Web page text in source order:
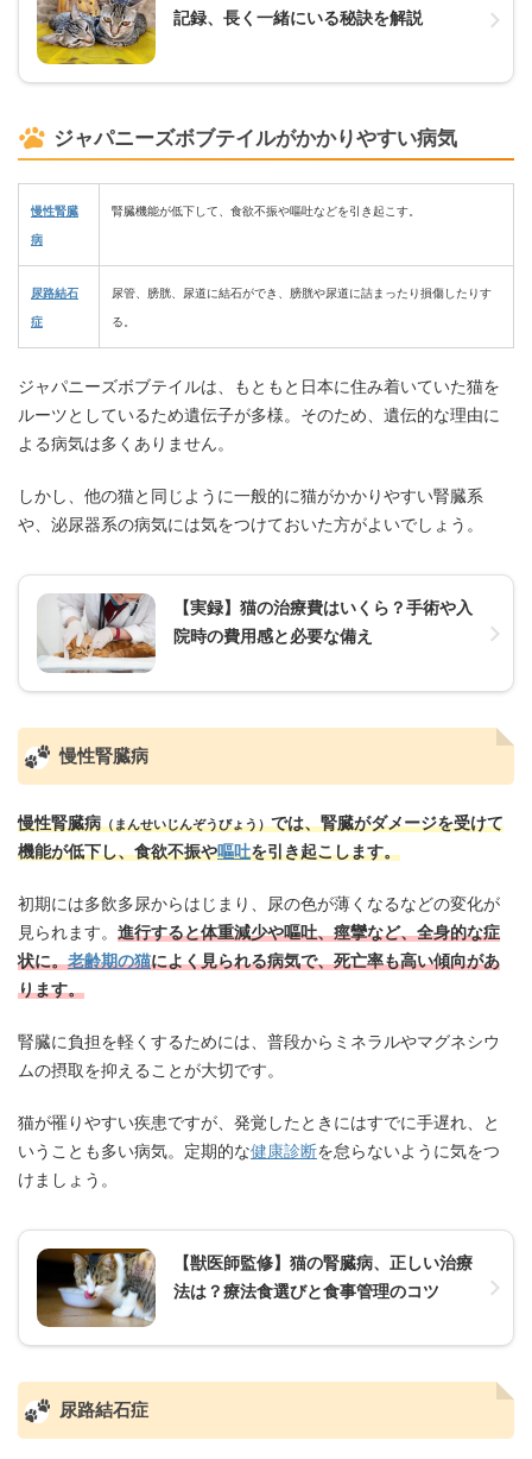
記録、長く一緒にいる秘訣を解説
ジャパニーズボブテイルがかかりやすい病気
慢性腎臓
病
腎臓機能が低下して、食欲不振や嘔吐などを引き起こす。
尿路結石
症
尿管、膀胱、尿道に結石ができ、膀胱や尿道に詰まったり損傷したりす
る。
ジャパニーズボブテイルは、もともと日本に住み着いていた猫を
ルーツとしているため遺伝子が多様。そのため、遺伝的な理由に
よる病気は多くありません。
しかし、他の猫と同じように一般的に猫がかかりやすい腎臓系
や、泌尿器系の病気には気をつけておいた方がよいでしょう。
【実録】猫の治療費はいくら？手術や入
院時の費用感と必要な備え
慢性腎臓病
慢性腎臓病（まんせいじんぞうびょう）では、腎臓がダメージを受けて
機能が低下し、食欲不振や嘔吐を引き起こします。
初期には多飲多尿からはじまり、尿の色が薄くなるなどの変化が
見られます。 進行すると体重減少や嘔吐、痙攣など、全身的な症
状に。老齢期の猫によく見られる病気で、死亡率も高い傾向があ
ります。
腎臓に負担を軽くするためには、普段からミネラルやマグネシウ
ムの摂取を抑えることが大切です。
猫が罹りやすい疾患ですが、発覚したときにはすでに手遅れ、と
いうことも多い病気。定期的な健康診断を怠らないように気をつ
けましょう。
【獣医師監修】猫の腎臓病、正しい治療
法は？療法食選びと食事管理のコツ
尿路結石症